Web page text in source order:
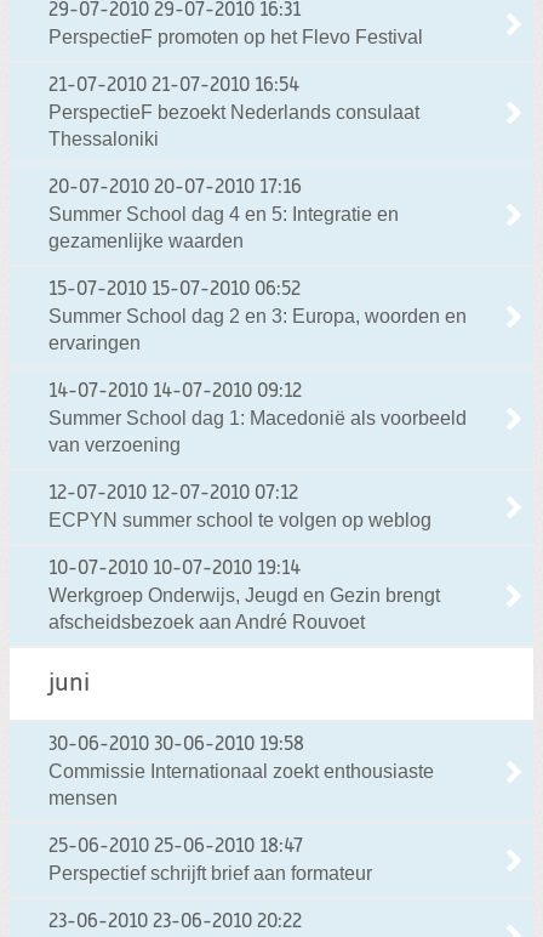
29-07-2010 29-07-2010 16:31
PerspectieF promoten op het Flevo Festival
21-07-2010 21-07-2010 16:54
PerspectieF bezoekt Nederlands consulaat
Thessaloniki
20-07-2010 20-07-2010 17:16
Summer School dag 4 en 5: Integratie en
gezamenlijke waarden
15-07-2010 15-07-2010 06:52
Summer School dag 2 en 3: Europa, woorden en
ervaringen
14-07-2010 14-07-2010 09:12
Summer School dag 1: Macedonië als voorbeeld
van verzoening
12-07-2010 12-07-2010 07:12
ECPYN summer school te volgen op weblog
10-07-2010 10-07-2010 19:14
Werkgroep Onderwijs, Jeugd en Gezin brengt
afscheidsbezoek aan André Rouvoet
juni
30-06-2010 30-06-2010 19:58
Commissie Internationaal zoekt enthousiaste
mensen
25-06-2010 25-06-2010 18:47
Perspectief schrijft brief aan formateur
23-06-2010 23-06-2010 20:22